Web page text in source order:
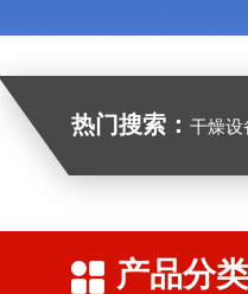
热门搜索： 干燥设
产品分类